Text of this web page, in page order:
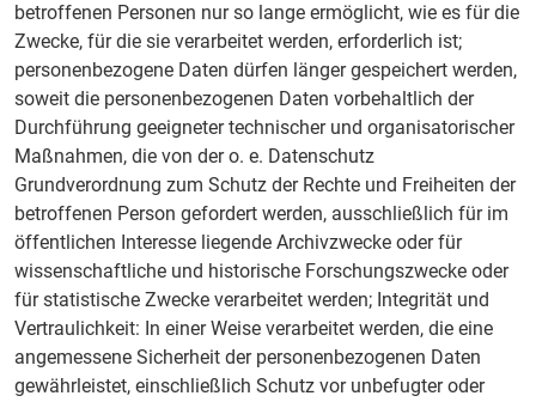
betroffenen Personen nur so lange ermöglicht, wie es für die
Zwecke, für die sie verarbeitet werden, erforderlich ist;
personenbezogene Daten dürfen länger gespeichert werden,
soweit die personenbezogenen Daten vorbehaltlich der
Durchführung geeigneter technischer und organisatorischer
Maßnahmen, die von der o. e. Datenschutz
Grundverordnung zum Schutz der Rechte und Freiheiten der
betroffenen Person gefordert werden, ausschließlich für im
öffentlichen Interesse liegende Archivzwecke oder für
wissenschaftliche und historische Forschungszwecke oder
für statistische Zwecke verarbeitet werden; Integrität und
Vertraulichkeit: In einer Weise verarbeitet werden, die eine
angemessene Sicherheit der personenbezogenen Daten
gewährleistet, einschließlich Schutz vor unbefugter oder